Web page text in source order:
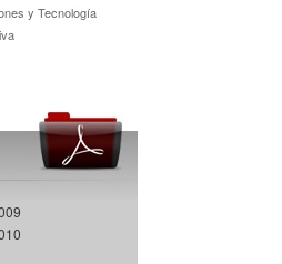
y Tecnología